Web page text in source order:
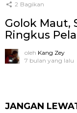
2 Bagikan
Golok Maut,
Ringkus
oleh Kang Zey
7 bulan yang lalu
JANGAN